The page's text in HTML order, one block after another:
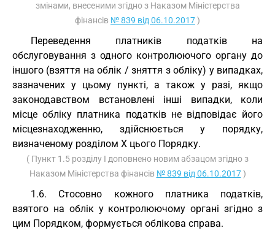
змінами, внесеними згідно з Наказом Міністерства
фінансів № 839 від 06.10.2017)
Переведення платників податків на
обслуговування з одного контролюючого органу до
іншого (взяття на облік / зняття з обліку) у випадках,
зазначених у цьому пункті, а також у разі, якщо
законодавством встановлені інші випадки, коли
місце обліку платника податків не відповідає його
місцезнаходженню, здійснюється у порядку,
визначеному розділом Х цього Порядку.
( Пункт 1.5 розділу I доповнено новим абзацом згідно з
Наказом Міністерства фінансів № 839 від 06.10.2017)
1.6. Стосовно кожного платника податків,
взятого на облік у контролюючому органі згідно з
цим Порядком, формується облікова справа.